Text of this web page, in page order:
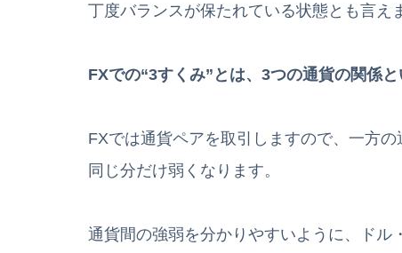
丁度バランスが保たれている状態とも言え
FXでの“3すくみ”とは、3つの通貨の関係と
FXでは通貨ペアを取引しますので、一方
同じ分だけ弱くなります。
通貨間の強弱を分かりやすいように、ドル